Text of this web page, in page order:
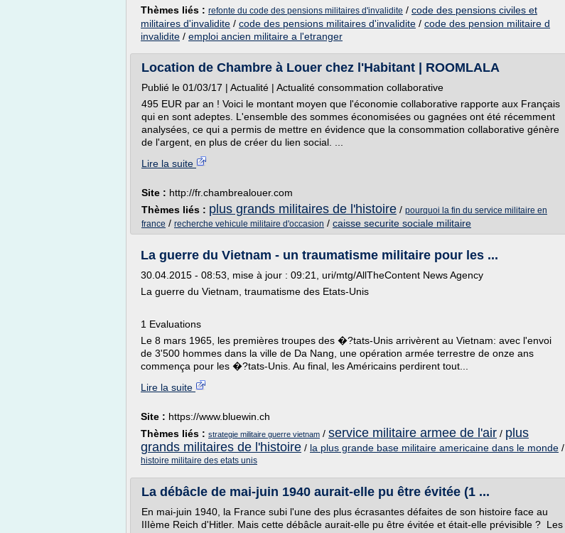
Thèmes liés : refonte du code des pensions militaires d'invalidite / code des pensions civiles et
militaires d'invalidite / code des pensions militaires d'invalidite / code des pension militaire d
invalidite / emploi ancien militaire a l'etranger
Location de Chambre à Louer chez l'Habitant | ROOMLALA
Publié le 01/03/17 | Actualité | Actualité consommation collaborative
495 EUR par an ! Voici le montant moyen que l'économie collaborative rapporte aux Français
qui en sont adeptes. L'ensemble des sommes économisées ou gagnées ont été récemment
analysées, ce qui a permis de mettre en évidence que la consommation collaborative génère
de l'argent, en plus de créer du lien social. ...
Lire la suite
Site : http://fr.chambrealouer.com
Thèmes liés : plus grands militaires de l'histoire / pourquoi la fin du service militaire en
france / recherche vehicule militaire d'occasion / caisse securite sociale militaire
La guerre du Vietnam - un traumatisme militaire pour les ...
30.04.2015 - 08:53, mise à jour : 09:21, uri/mtg/AllTheContent News Agency
La guerre du Vietnam, traumatisme des Etats-Unis
1 Evaluations
Le 8 mars 1965, les premières troupes des �?tats-Unis arrivèrent au Vietnam: avec l'envoi
de 3'500 hommes dans la ville de Da Nang, une opération armée terrestre de onze ans
commença pour les �?tats-Unis. Au final, les Américains perdirent tout...
Lire la suite
Site : https://www.bluewin.ch
Thèmes liés : strategie militaire guerre vietnam / service militaire armee de l'air / plus
grands militaires de l'histoire / la plus grande base militaire americaine dans le monde /
histoire militaire des etats unis
La débâcle de mai-juin 1940 aurait-elle pu être évitée (1 ...
En mai-juin 1940, la France subi l'une des plus écrasantes défaites de son histoire face au
IIIème Reich d'Hitler. Mais cette débâcle aurait-elle pu être évitée et était-elle prévisible ? Les